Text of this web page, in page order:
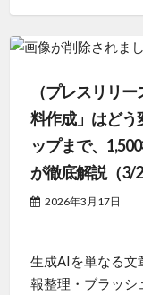
（プレスリリ
料作成」はどう
ップまで、
が徹底解説（3/
2026年3月17日
生成AIを単なる文
報整理・ブラッシ